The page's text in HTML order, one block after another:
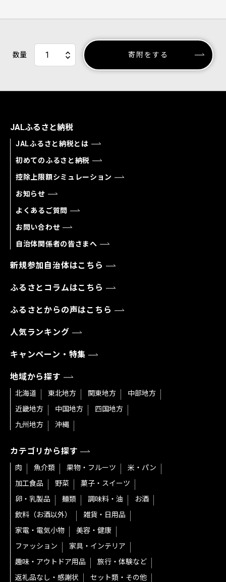
数量 寄附をする
JALふるさと納税
JALふるさと納税とは
初めてのふるさと納税
控除上限額シミュレーション
お知らせ
よくあるご質問
お問い合わせ
自治体関係者の皆さまへ
新規参加自治体はこちら
ふるさとコラムはこちら
ふるさとからの声はこちら
人気ランキング
キャンペーン・特集
地域から探す
北海道 東北地方 関東地方
中部地方
近畿地方
中国地方
四国地方
九州地方
沖縄
カテゴリから探す
肉 魚介類 果物・フルーツ
米・パン
加工食品
野菜
菓子・スイーツ
卵・乳製品
麺類 調味料・油
お酒
飲料（お酒以外）
雑貨・日用品
家電・電気小物
美容・健康
ファッション
家具・インテリア
趣味・アウトドア用品
旅行・体験など
返礼品なし・感謝状
セット類・その他